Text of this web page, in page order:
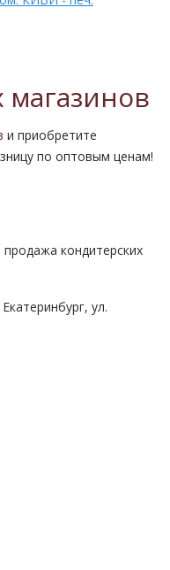
и приобретите
по оптовым ценам!
кондитерских
ул.